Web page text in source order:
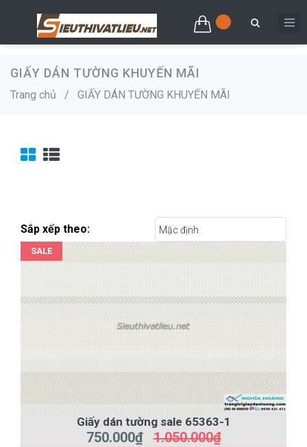
GIẤY DÁN TƯỜNG KHUYẾN MÃI
Trang chủ / GIẤY DÁN TƯỜNG KHUYẾN MÃI
Sắp xếp theo: Mặc định
SALE
Giấy dán tường sale 65363-1
750.000₫1.050.000₫